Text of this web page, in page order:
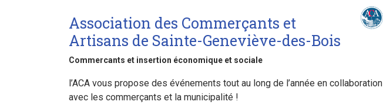
Association des Commerçants et
Artisans de Sainte-Geneviève-des-Bois
Commercants et insertion économique et sociale
l’ACA vous propose des événements tout au long de l’année en collaboration
avec les commerçants et la municipalité !